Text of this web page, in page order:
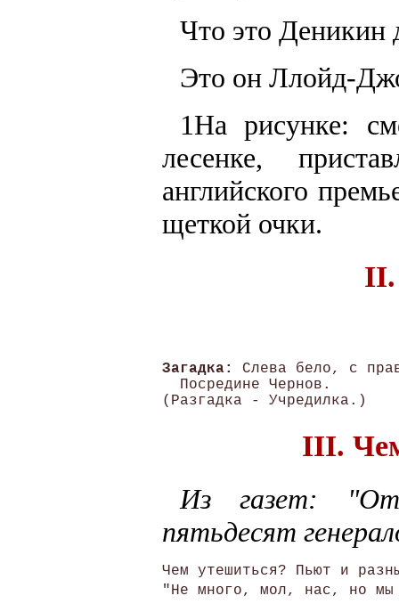
Что это Деникин
Это он Ллойд-
1На рисунке:
лесенке,
английского
щеткой очки.
II.
Загадка:
Слева бело, с
  Посредине Чернов.
III.
Из газет: "От
пятьдесят
Чем утешиться? Пьют и
"Не много, мол, нас, но мы